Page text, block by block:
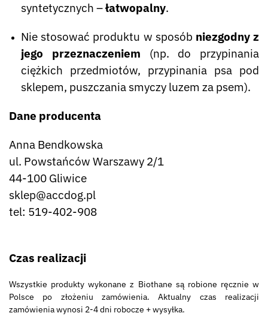
syntetycznych –łatwopalny.
Nie stosować produktu w sposób niezgodny z
jego przeznaczeniem (np. do przypinania
ciężkich przedmiotów, przypinania psa pod
sklepem, puszczania smyczy luzem za psem).
Dane producenta
Anna Bendkowska
ul. Powstańców Warszawy 2/1
44-100 Gliwice
sklep@accdog.pl
tel: 519-402-908
Czas realizacji
Wszystkie produkty wykonane z Biothane są robione ręcznie w
Polsce po złożeniu zamówienia. Aktualny czas realizacji
zamówienia wynosi 2-4 dni robocze + wysyłka.